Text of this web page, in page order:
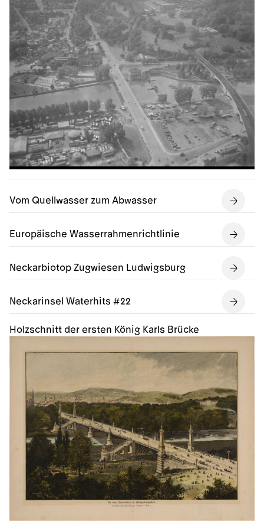
Vom Quellwasser zum Abwasser
Europäische Wasserrahmenrichtlinie
Neckarbiotop Zugwiesen Ludwigsburg
Neckarinsel Waterhits #22
Holzschnitt der ersten König Karls Brücke